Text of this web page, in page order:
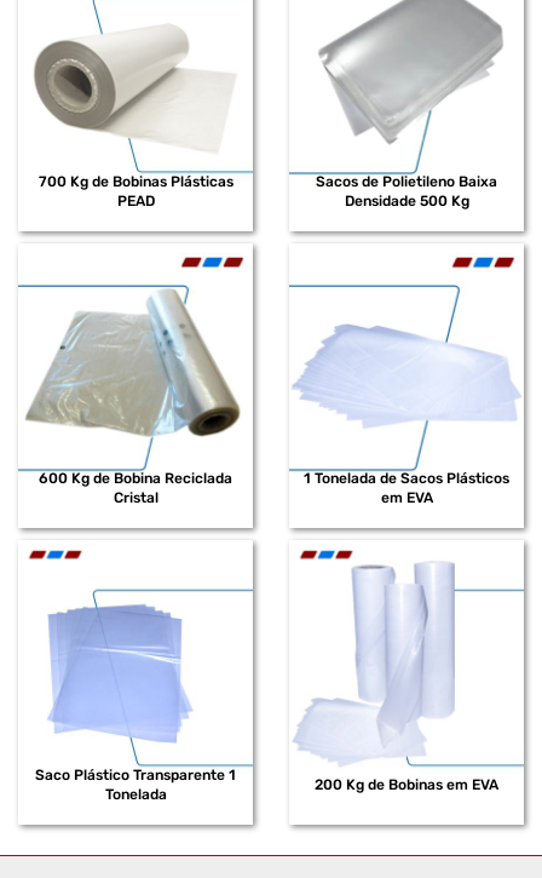
700 Kg de Bobinas Plásticas
PEAD
Sacos de Polietileno Baixa
Densidade 500 Kg
600 Kg de Bobina Reciclada
Cristal
1 Tonelada de Sacos Plásticos
em EVA
Saco Plástico Transparente 1
Tonelada
200 Kg de Bobinas em EVA